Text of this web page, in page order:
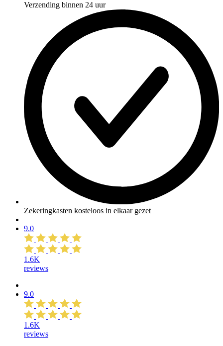
Verzending binnen 24 uur
Zekeringkasten kosteloos in elkaar gezet
9.0
1.6K
reviews
9.0
1.6K
reviews